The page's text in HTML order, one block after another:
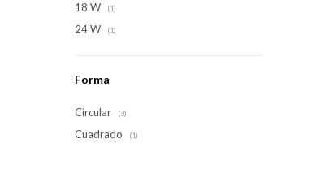
18 W (1)
24 W (1)
Forma
Circular (3)
Cuadrado (1)